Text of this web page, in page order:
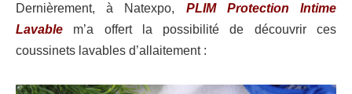
Dernièrement, à Natexpo, PLIM Protection Intime
Lavable m’a offert la possibilité de découvrir ces
coussinets lavables d’allaitement :